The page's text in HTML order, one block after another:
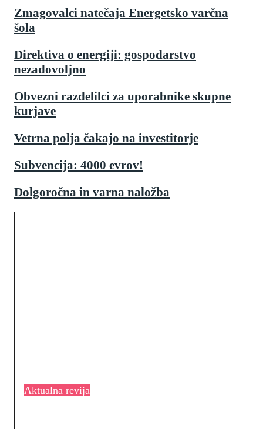
Zmagovalci natečaja Energetsko varčna
šola
Direktiva o energiji: gospodarstvo
nezadovoljno
Obvezni razdelilci za uporabnike skupne
kurjave
Vetrna polja čakajo na investitorje
Subvencija: 4000 evrov!
Dolgoročna in varna naložba
Aktualna revija